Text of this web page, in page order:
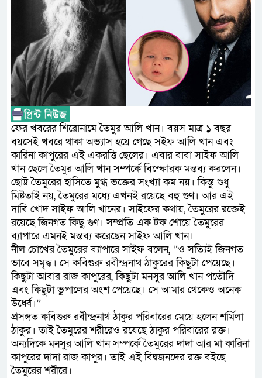
ফ্যাসিবাদবিরোধী আন্দোলনে
নিরপেক্ষ ও বিশ্বাসযোগ্য : প্রধানমন্ত্রী
বাগেরহাট মেডিকেল
জুলাই স্মৃতি জাদুঘরের দুয়ার
ফের খবরের শিরোনামে তৈমুর আলি খান। বয়স মাত্র ১ বছর
বয়সেই খবরে থাকা অভ্যাস হয়ে গেছে সইফ আলি খান এবং
কারিনা কাপুরের এই একরত্তি ছেলের। এবার বাবা সাইফ আলি
খান ছেলে তৈমুর আলি খান সম্পর্কে বিস্ফোরক মন্তব্য করলেন।
ছোট্ট তৈমুরের হাসিতে মুগ্ধ ভক্তের সংখ্যা কম নয়। কিন্তু শুধু
মিষ্টতাই নয়, তৈমুরের মধ্যে এখনই রয়েছে বহু গুণ। আর এই
দাবি খোদ সাইফ আলি খানের। সাইফের কথায়, তৈমুরের রক্তেই
রয়েছে জিনগত কিছু গুণ। সম্প্রতি এক টক শোয়ে তৈমুরের
ব্যাপারে এমনই মন্তব্য করেছেন সাইফ আলি খান।
নীল চোখের তৈমুরের ব্যাপারে সাইফ বলেন, ‘‘ও সত্যিই জিনগত
ভাবে সমৃদ্ধ। সে কবিগুরু রবীন্দ্রনাথ ঠাকুরের কিছুটা পেয়েছে।
কিছুটা আবার রাজ কাপুরের, কিছুটা মনসুর আলি খান পতৌদি
এবং কিছুটা ভুপালের অংশ পেয়েছে। সে আমার থেকেও অনেক
উর্ধ্বে।’’
প্রসঙ্গত কবিগুরু রবীন্দ্রনাথ ঠাকুর পরিবারের মেয়ে হলেন শর্মিলা
ঠাকুর। তাই তৈমুরের শরীরেও রযেছে ঠাকুর পরিবারের রক্ত।
অন্যদিকে মনসুর আলি খান সম্পর্কে তৈমুরের দাদা আর মা কারিনা
কাপুরের দাদা রাজ কাপুর। তাই এই বিদ্বজনদের রক্ত বইছে
তৈমুরের শরীরে।